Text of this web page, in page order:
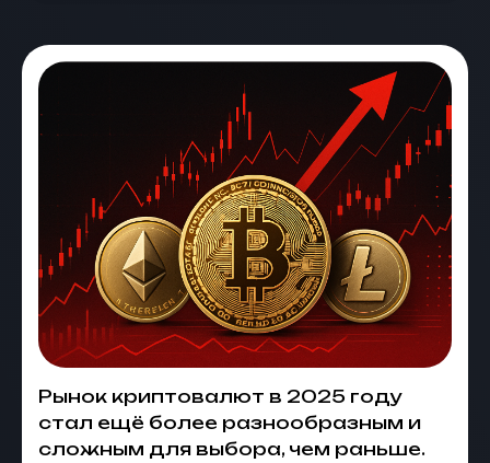
Рынок криптовалют в 2025 году
стал ещё более разнообразным и
сложным для выбора, чем раньше.